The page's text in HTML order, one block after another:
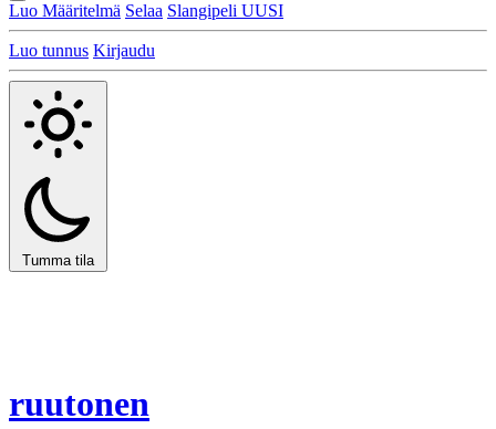
Luo Määritelmä Selaa Slangipeli UUSI
Luo tunnus Kirjaudu
Tumma tila
ruutonen